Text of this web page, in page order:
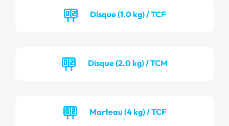
Disque (1.0 kg) / TCF
Disque (2.0 kg) / TCM
Marteau (4 kg) / TCF